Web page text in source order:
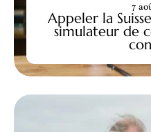
Appeler la
simulateur de
7